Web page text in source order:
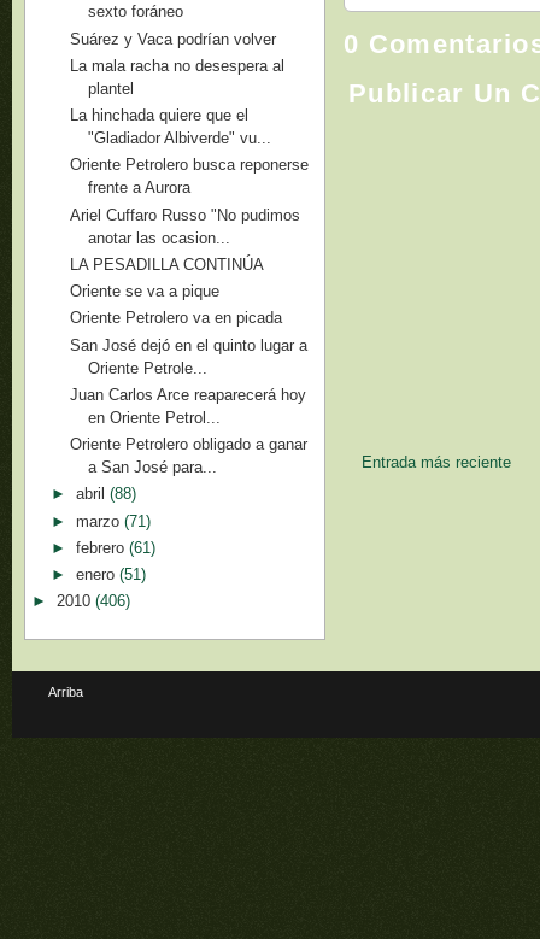
0
Publicar Un
Entrada más reciente
sexto foráneo
Suárez y Vaca podrían volver
La mala racha no desespera al
plantel
La hinchada quiere que el
"Gladiador Albiverde" vu...
Oriente Petrolero busca reponerse
frente a Aurora
Ariel Cuffaro Russo "No pudimos
anotar las ocasion...
LA PESADILLA CONTINÚA
Oriente se va a pique
Oriente Petrolero va en picada
San José dejó en el quinto lugar a
Oriente Petrole...
Juan Carlos Arce reaparecerá hoy
en Oriente Petrol...
Oriente Petrolero obligado a ganar
a San José para...
► abril (88)
► marzo (71)
► febrero (61)
► enero (51)
► 2010 (406)
Arriba